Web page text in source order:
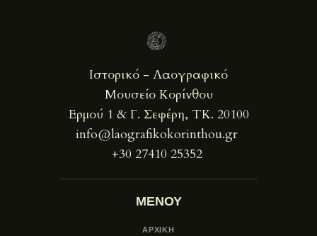
Ιστορικό - Λαογραφικό
Μουσείο Κορίνθου
Ερμού 1 & Γ. Σεφέρη, ΤΚ. 20100
info@laografikokorinthou.gr
+30 27410 25352
ΜΕΝΟΥ
ΑΡΧΙΚΗ